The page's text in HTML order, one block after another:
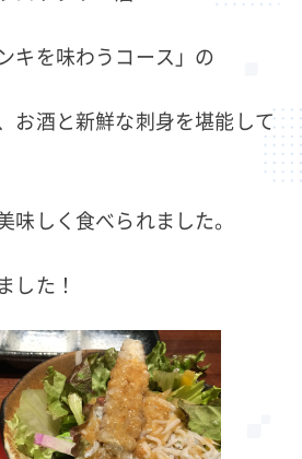
キを味わうコース」の
お酒と新鮮な刺身を堪能して
味しく食べられました。
した！